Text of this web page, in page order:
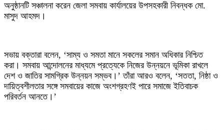
‎অনুষ্ঠানটি সঞ্চালনা করেন জেলা সমবায় কার্যালয়ের উপসহকারী নিবন্ধক মো.
মাসুদ আহমদ।
‎সভায় বক্তারা বলেন, ‘সাম্য ও সমতা মানে সকলের সমান অধিকার নিশ্চিত
করা। সমবায় আন্দোলনের মাধ্যমে প্রত্যেকে নিজের উন্নয়নে ভূমিকা রাখলে
দেশ ও জাতির সামগ্রিক উন্নয়ন সম্ভব।’ তাঁরা আরও বলেন, ‘সততা, নিষ্ঠা ও
দায়িত্বশীলতার সঙ্গে সমবায়ের কাজে অংশগ্রহণই পারে সমাজে ইতিবাচক
পরিবর্তন আনতে।’